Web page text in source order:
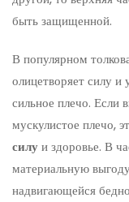
быть защищенной.
В популярном
олицетворяет силу и
сильное плечо. Если
мускулистое плечо,
силуи здоровье. В
материальную
надвигающейся